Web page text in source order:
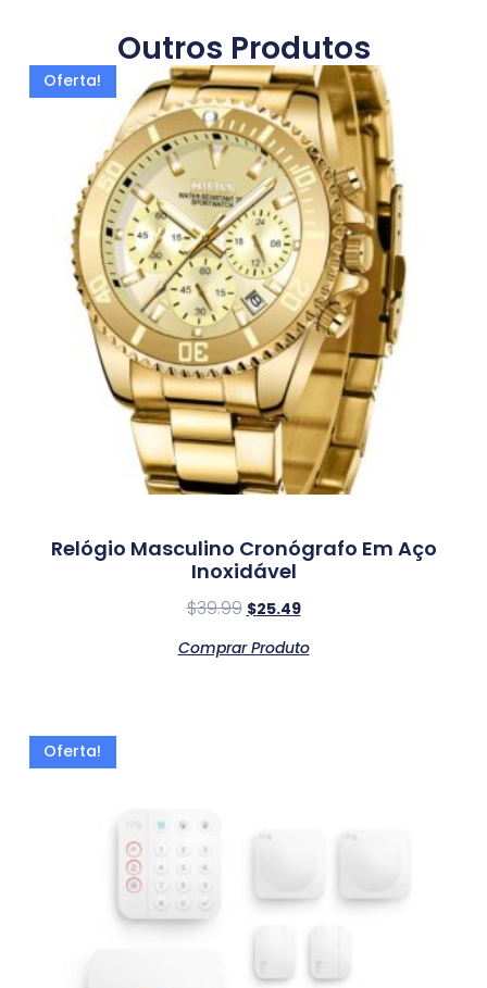
Outros Produtos
Oferta!
Relógio Masculino Cronógrafo Em Aço
Inoxidável
$39.99 $25.49
Comprar Produto
Oferta!